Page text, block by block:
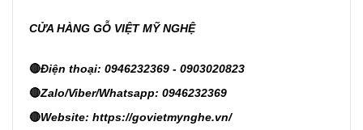
CỬA HÀNG GỖ VIỆT MỸ NGHỆ
🔴Điện thoại: 0946232369 - 0903020823
🔴Zalo/Viber/Whatsapp: 0946232369
🔴Website: https://govietmynghe.vn/